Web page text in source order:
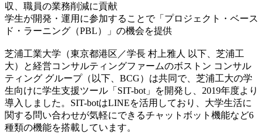
収、職員の業務削減に貢献
学生が開発・運用に参加することで「プロジェクト・ベース
ド・ラーニング（PBL）」の機会を提供
芝浦工業大学（東京都港区／学長 村上雅人 以下、芝浦工
大）と経営コンサルティングファームのボストン コンサル
ティング グループ（以下、BCG）は共同で、芝浦工大の学
生向けに学生支援ツール「SIT-bot」を開発し、2019年度より
導入しました。SIT-botはLINEを活用しており、大学生活に
関する問い合わせが気軽にできるチャットボット機能など6
種類の機能を搭載しています。